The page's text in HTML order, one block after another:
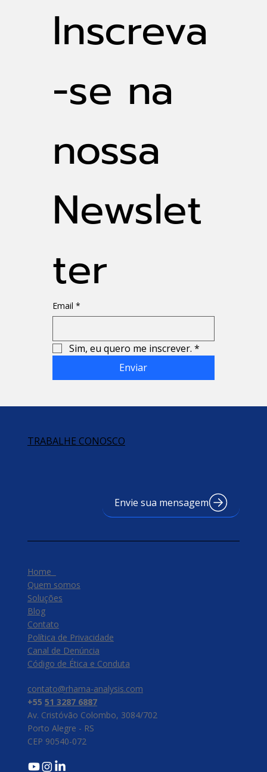
Inscreva
-se na
nossa
Newslet
ter
Email *
Sim, eu quero me inscrever. *
Enviar
TRABALHE CONOSCO
Envie sua mensagem
contato@rhama-analysis.com
+55 51 3287 6887
Av. Cristóvão Colombo, 3084/702
Porto Alegre - RS
CEP 90540-072
Home
Quem somos
Soluções
Blog
Contato
Política de Privacidade
Canal de Denúncia
​Código de Ética e Conduta